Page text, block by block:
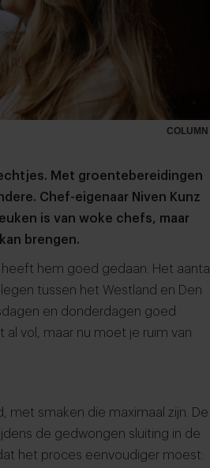
COLUMN
Met groentebereidingen
Chef-eigenaar Niven Kunz
is van woke chefs, maar
brengen.
hem goed gedaan. Het aantal
tussen het Westland en Den
en donderdagen goed
vol, maar nu moet je ruim van
met smaken die maximaal zijn. De
de gedwongen sluiting in de
het proces eenvoudiger moest: